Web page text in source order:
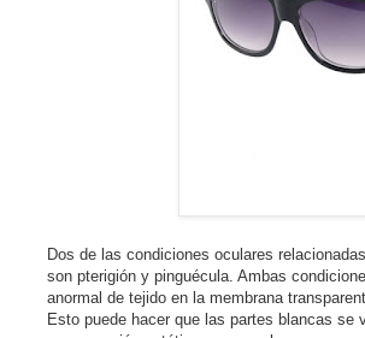
Dos de las condiciones oculares
son pterigión y pinguécula. Ambas
anormal de tejido en la membrana
Esto puede hacer que las partes blancas se